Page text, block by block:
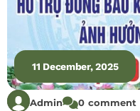
11 December, 2025
Admin 0 comment